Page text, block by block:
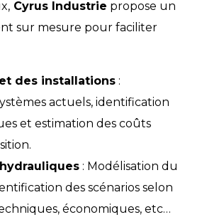
Cyrus Industrie propose un
sur mesure pour faciliter
des installations :
actuels, identification
et estimation des coûts
: ​Modélisation du
des scénarios selon
économiques, etc…